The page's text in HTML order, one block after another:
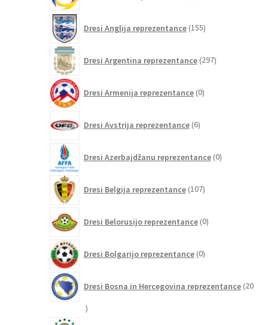
Dresi Anglija reprezentance 155izdelkov
Dresi Argentina reprezentance 297izdelkov
Dresi Armenija reprezentance 0izdelkov
Dresi Avstrija reprezentance 6izdelkov
Dresi Azerbajdžanu reprezentance 0izdelkov
Dresi Belgija reprezentance 107izdelkov
Dresi Belorusijo reprezentance 0izdelkov
Dresi Bolgarijo reprezentance 0izdelkov
Dresi Bosna in Hercegovina reprezentance 20
20